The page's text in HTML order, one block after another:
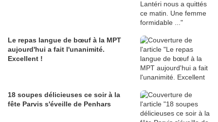
Le repas langue de bœuf à la MPT
aujourd'hui a fait l'unanimité.
Excellent !
18 soupes délicieuses ce soir à la
fête Parvis s'éveille de Penhars